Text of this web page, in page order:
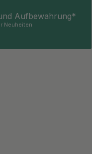
Aufbewahrung*
Neuheiten